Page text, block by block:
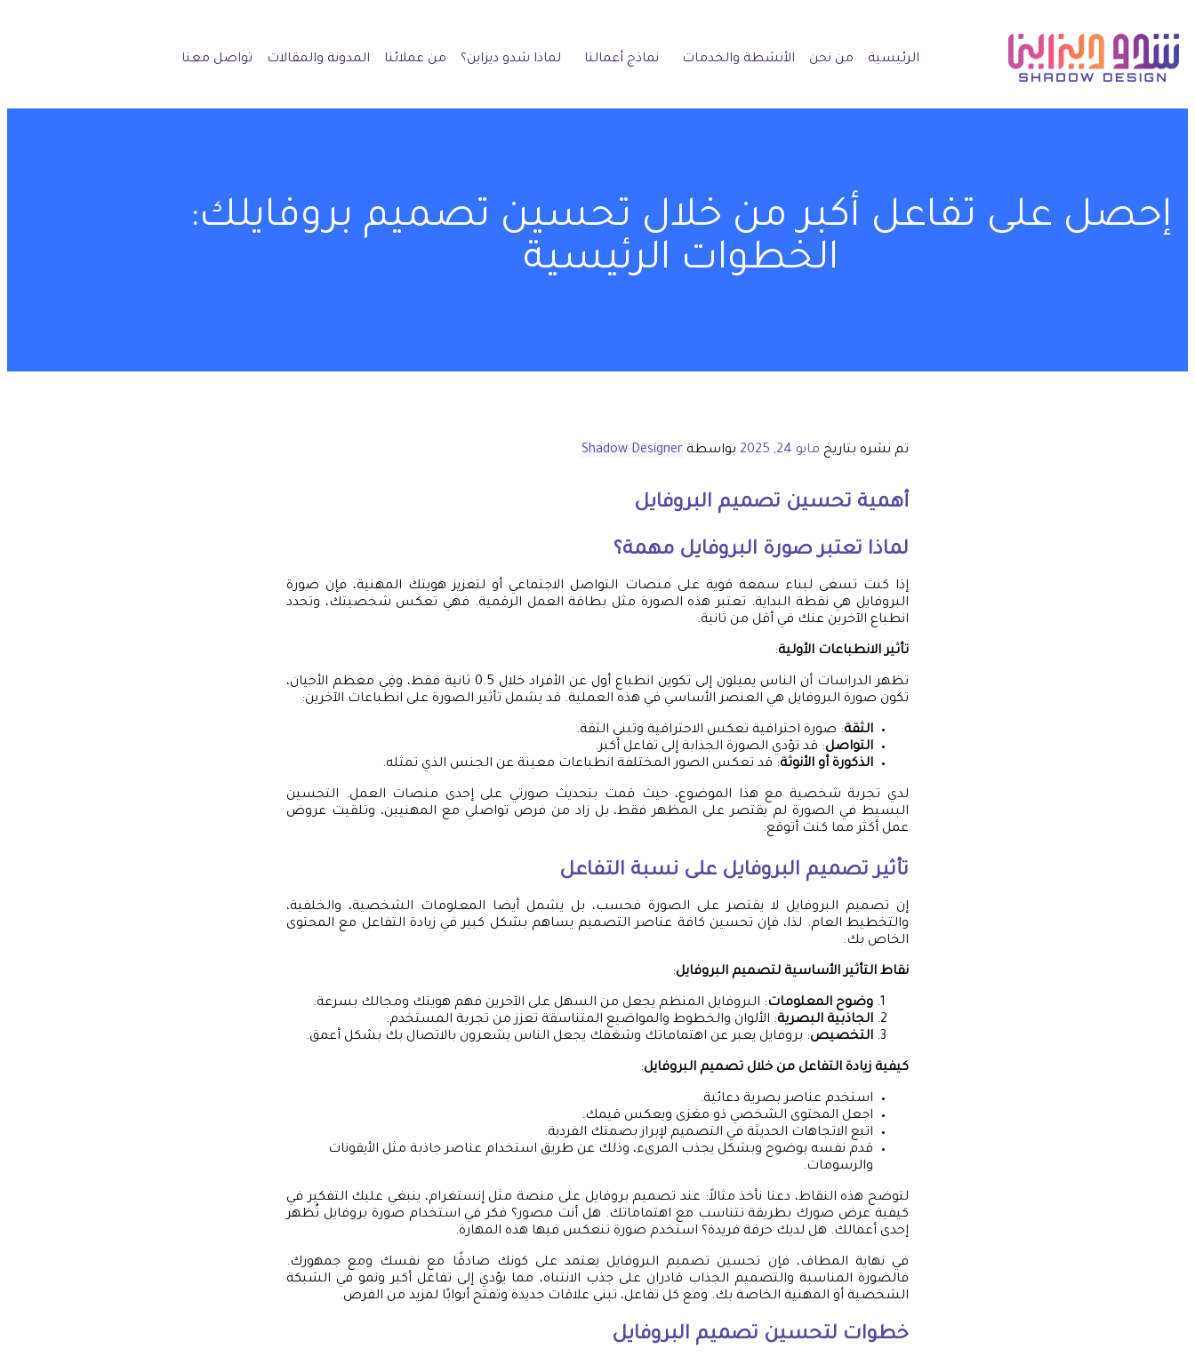
الرئيسية من نحن الأنشطة والخدمات نماذج أعمالنا لماذا شدو ديزاين؟ من عملائنا المدونة والمقالات تواصل معنا
إحصل على تفاعل أكبر من خلال تحسين تصميم بروفايلك:
الخطوات الرئيسية
تم نشره بتاريخ مايو 24, 2025 بواسطة Shadow Designer
أهمية تحسين تصميم البروفايل
لماذا تعتبر صورة البروفايل مهمة؟
إذا كنت تسعى لبناء سمعة قوية على منصات التواصل الاجتماعي أو لتعزيز هويتك المهنية، فإن صورة
البروفايل هي نقطة البداية. تعتبر هذه الصورة مثل بطاقة العمل الرقمية. فهي تعكس شخصيتك، وتحدد
انطباع الآخرين عنك في أقل من ثانية.
تأثير الانطباعات الأولية:
تظهر الدراسات أن الناس يميلون إلى تكوين انطباع أول عن الأفراد خلال 0.5 ثانية فقط، وفِي معظم الأحيان،
تكون صورة البروفايل هي العنصر الأساسي في هذه العملية. قد يشمل تأثير الصورة على انطباعات الآخرين:
الثقة: صورة احترافية تعكس الاحترافية وتبني الثقة.
التواصل: قد تؤدي الصورة الجذابة إلى تفاعل أكبر.
الذكورة أو الأنوثة: قد تعكس الصور المختلفة انطباعات معينة عن الجنس الذي تمثله.
لدي تجربة شخصية مع هذا الموضوع، حيث قمت بتحديث صورتي على إحدى منصات العمل. التحسين
البسيط في الصورة لم يقتصر على المظهر فقط، بل زاد من فرص تواصلي مع المهنيين، وتلقيت عروض
عمل أكثر مما كنت أتوقع.
تأثير تصميم البروفايل على نسبة التفاعل
إن تصميم البروفايل لا يقتصر على الصورة فحسب، بل يشمل أيضا المعلومات الشخصية، والخلفية،
والتخطيط العام. لذا، فإن تحسين كافة عناصر التصميم يساهم بشكل كبير في زيادة التفاعل مع المحتوى
الخاص بك.
نقاط التأثير الأساسية لتصميم البروفايل:
وضوح المعلومات: البروفايل المنظم يجعل من السهل على الآخرين فهم هويتك ومجالك بسرعة.
الجاذبية البصرية: الألوان والخطوط والمواضيع المتناسقة تعزز من تجربة المستخدم.
التخصيص: بروفايل يعبر عن اهتماماتك وشغفك يجعل الناس يشعرون بالاتصال بك بشكل أعمق.
كيفية زيادة التفاعل من خلال تصميم البروفايل:
استخدم عناصر بصرية دعائية.
اجعل المحتوى الشخصي ذو مغزى ويعكس قيمك.
اتبع الاتجاهات الحديثة في التصميم لإبراز بصمتك الفردية.
قدم نفسه بوضوح وبشكل يجذب المرىء، وذلك عن طريق استخدام عناصر جاذبة مثل الأيقونات
والرسومات.
لتوضح هذه النقاط، دعنا نأخذ مثالاً: عند تصميم بروفايل على منصة مثل إنستغرام، ينبغي عليك التفكير في
كيفية عرض صورك بطريقة تتناسب مع اهتماماتك. هل أنت مصور؟ فكر في استخدام صورة بروفايل تُظهر
إحدى أعمالك. هل لديك حرفة فريدة؟ استخدم صورة تنعكس فيها هذه المهارة.
في نهاية المطاف، فإن تحسين تصميم البروفايل يعتمد على كونك صادقًا مع نفسك ومع جمهورك.
فالصورة المناسبة والتصميم الجذاب قادران على جذب الانتباه، مما يؤدي إلى تفاعل أكبر ونمو في الشبكة
الشخصية أو المهنية الخاصة بك. ومع كل تفاعل، تبني علاقات جديدة وتفتح أبوابًا لمزيد من الفرص.
خطوات لتحسين تصميم البروفايل